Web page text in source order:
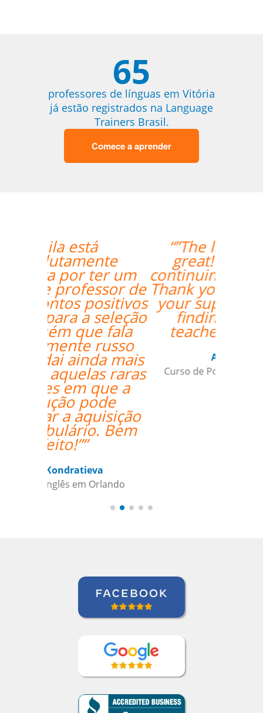
65
professores de línguas em Vitória
já estão registrados na Language
Trainers Brasil.
Comece a aprender
“”The lesson went
great! We will be
continuing the lessons.
Thank you so much for
your support and for
finding the best
teacher for me. ””
Ami Alsh
Curso de Português em Belém